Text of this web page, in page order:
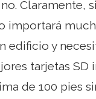
Claramente,
importará
y
tarjetas
de 100 pies